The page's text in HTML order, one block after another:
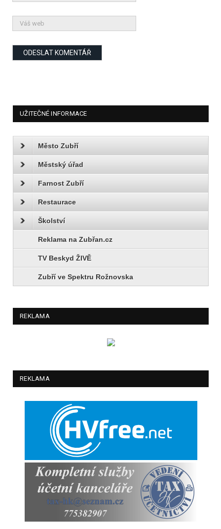
UŽITEČNÉ INFORMACE
Město Zubří
Městský úřad
Farnost Zubří
Restaurace
Školství
Reklama na Zubřan.cz
TV Beskyd ŽIVĚ
Zubří ve Spektru Rožnovska
REKLAMA
REKLAMA